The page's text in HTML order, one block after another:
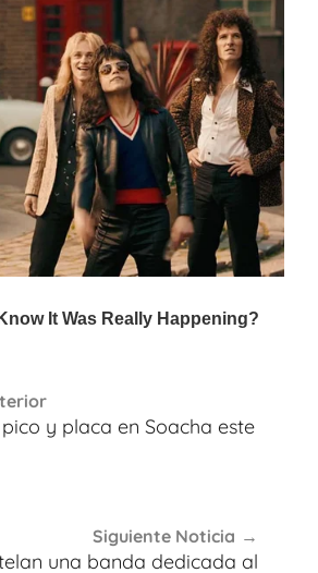
y placa en Soacha este
Siguiente Noticia
una banda dedicada al